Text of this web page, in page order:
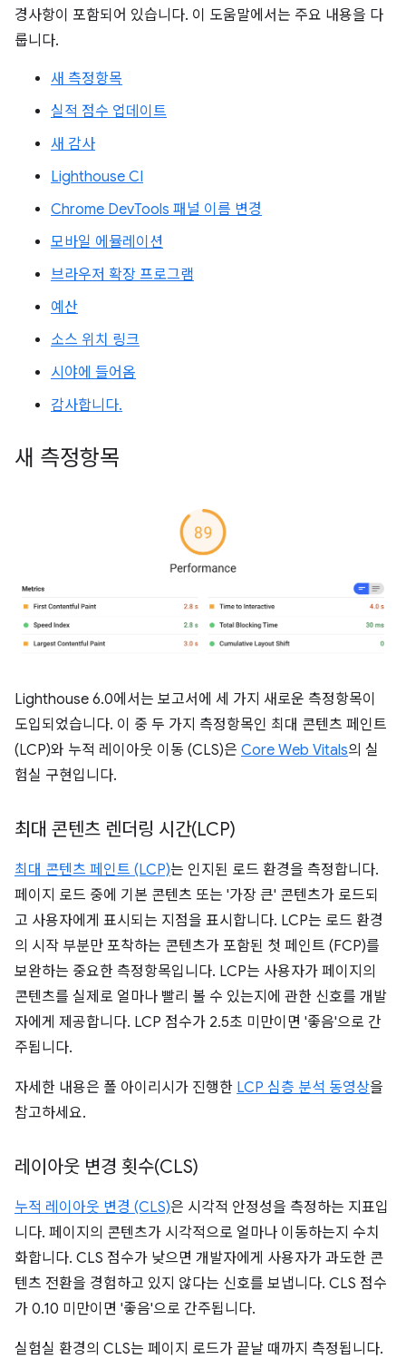
경사항이 포함되어 있습니다. 이 도움말에서는 주요 내용을 다
룹니다.
새 측정항목
실적 점수 업데이트
새 감사
Lighthouse CI
Chrome DevTools 패널 이름 변경
모바일 에뮬레이션
브라우저 확장 프로그램
예산
소스 위치 링크
시야에 들어옴
감사합니다.
새 측정항목
Lighthouse 6.0에서는 보고서에 세 가지 새로운 측정항목이
도입되었습니다. 이 중 두 가지 측정항목인 최대 콘텐츠 페인트
(LCP)와 누적 레이아웃 이동 (CLS)은 Core Web Vitals의 실
험실 구현입니다.
최대 콘텐츠 렌더링 시간(LCP)
최대 콘텐츠 페인트 (LCP)는 인지된 로드 환경을 측정합니다.
페이지 로드 중에 기본 콘텐츠 또는 '가장 큰' 콘텐츠가 로드되
고 사용자에게 표시되는 지점을 표시합니다. LCP는 로드 환경
의 시작 부분만 포착하는 콘텐츠가 포함된 첫 페인트 (FCP)를
보완하는 중요한 측정항목입니다. LCP는 사용자가 페이지의
콘텐츠를 실제로 얼마나 빨리 볼 수 있는지에 관한 신호를 개발
자에게 제공합니다. LCP 점수가 2.5초 미만이면 '좋음'으로 간
주됩니다.
자세한 내용은 폴 아이리시가 진행한 LCP 심층 분석 동영상을
참고하세요.
레이아웃 변경 횟수(CLS)
누적 레이아웃 변경 (CLS)은 시각적 안정성을 측정하는 지표입
니다. 페이지의 콘텐츠가 시각적으로 얼마나 이동하는지 수치
화합니다. CLS 점수가 낮으면 개발자에게 사용자가 과도한 콘
텐츠 전환을 경험하고 있지 않다는 신호를 보냅니다. CLS 점수
가 0.10 미만이면 '좋음'으로 간주됩니다.
실험실 환경의 CLS는 페이지 로드가 끝날 때까지 측정됩니다.